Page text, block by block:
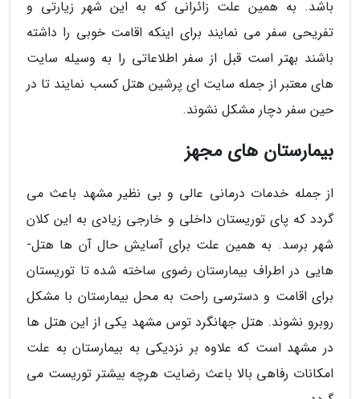
باشد. به همین علت زائرانی که به این شهر زیارتی و
تفریحی سفر می نمایند برای اینکه اقامت خوبی را داشته
باشند بهتر است قبل از سفر اطلاعاتی را به وسیله سایت
های معتبر از جمله سایت ای پرشین هتل کسب نمایند تا در
حین سفر دچار مشکل نشوند.
بیمارستان ­های مجهز
از جمله خدمات درمانی عالی و بی نظیر مشهد باعث می
گردد که پای توریستان داخلی و خارجی زیادی به این کلان
شهر برسد. به همین علت برای آسایش حال آن ها هتل­
هایی در اطراف بیمارستان رضوی ساخته شده تا توریستان
برای اقامت و دسترسی راحت به محل بیمارستان با مشکل
روبرو نشوند. هتل جهانگرد توس مشهد یکی از این هتل ها
در مشهد است که علاوه بر نزدیکی به بیمارستان به علت
امکانات رفاهی بالا باعث رضایت هرچه بیشتر توریست می